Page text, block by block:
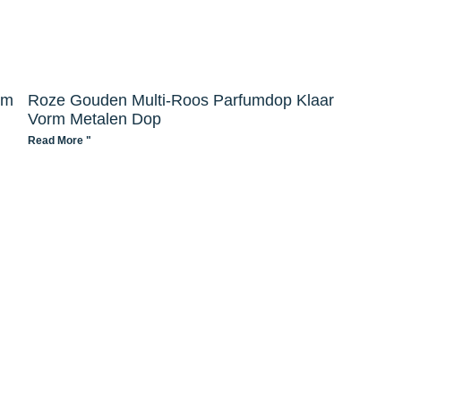
Roze Gouden Multi-Roos Parfumdop Klaar
Vorm Metalen Dop
Read More "